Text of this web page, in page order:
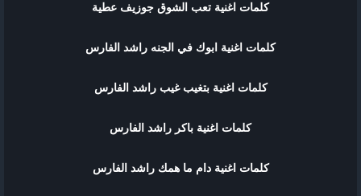
كلمات اغنية تعب الشوق جوزيف عطية
كلمات اغنية ابوك في الجنه راشد الفارس
كلمات اغنية بتغيب غيب راشد الفارس
كلمات اغنية باكر راشد الفارس
كلمات اغنية دام ما همك راشد الفارس